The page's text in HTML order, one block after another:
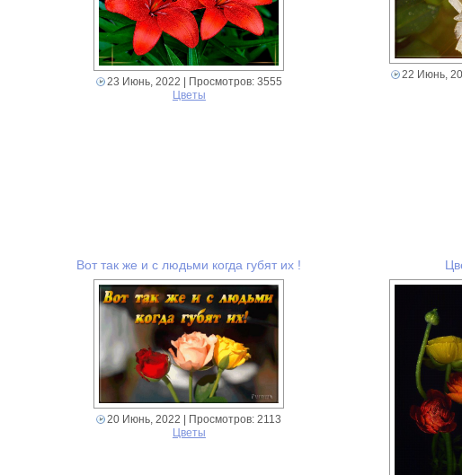
23 Июнь, 2022 | Просмотров: 3555
Цветы
22 Июнь,
Вот так же и с людьми когда губят их !
20 Июнь, 2022
| Просмотров: 2113
Цветы